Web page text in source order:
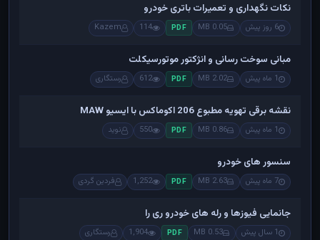
نکات نگهداری و تعمیرات باتری خودرو
6 روز پیش 0.05 MB
PDF
114
Kazem
مبانی سوخت رسانی و انژکتور موتورسیکلت
1 ماه پیش 2.02 MB
PDF
612 رستگاری
نقشه برقی تهویه مطبوع 206 اکوماکس با ایسیو MAW
1 ماه پیش 0.86 MB
PDF
550 نوید
سنسور های خودرو
7 ماه پیش 2.63 MB
PDF
1,252 فردین گردی
جانمایی فیوزها و رله های خودرو ری را
1 سال پیش 0.53 MB
PDF
1,904 رستگاری